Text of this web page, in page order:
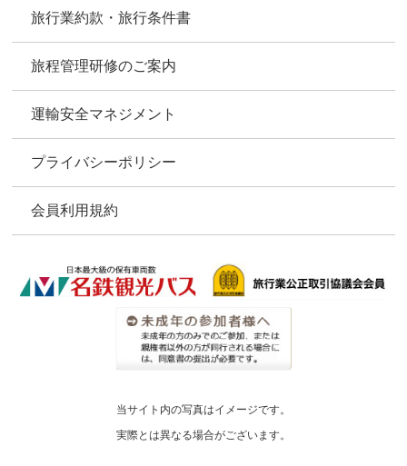
旅行業約款・旅行条件書
旅程管理研修のご案内
運輸安全マネジメント
プライバシーポリシー
会員利用規約
当サイト内の写真はイメージです。
実際とは異なる場合がございます。